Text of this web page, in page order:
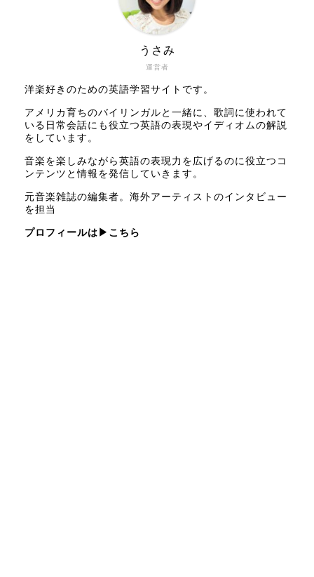
運営者
うさみ
洋楽好きのための英語学習サイトです。
アメリカ育ちのバイリンガルと一緒に、歌詞に使われて
いる日常会話にも役立つ英語の表現やイディオムの解説
をしています。
音楽を楽しみながら英語の表現力を広げるのに役立つコ
ンテンツと情報を発信していきます。
元音楽雑誌の編集者。海外アーティストのインタビュー
を担当
プロフィールは ▶こちら